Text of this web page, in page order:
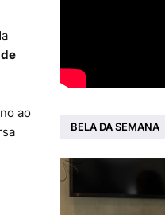
ao
BELA DA SEMANA